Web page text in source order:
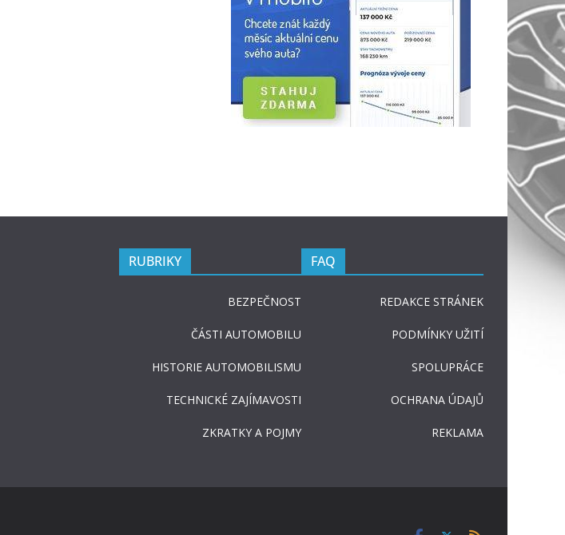
RUBRIKY
BEZPEČNOST
ČÁSTI AUTOMOBILU
HISTORIE AUTOMOBILISMU
TECHNICKÉ ZAJÍMAVOSTI
ZKRATKY A POJMY
FAQ
REDAKCE STRÁNEK
PODMÍNKY UŽITÍ
SPOLUPRÁCE
OCHRANA ÚDAJŮ
REKLAMA